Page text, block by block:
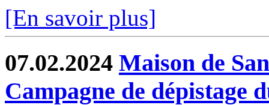
[En savoir plus]
07.02.2024 Maison de
Campagne de dépistage